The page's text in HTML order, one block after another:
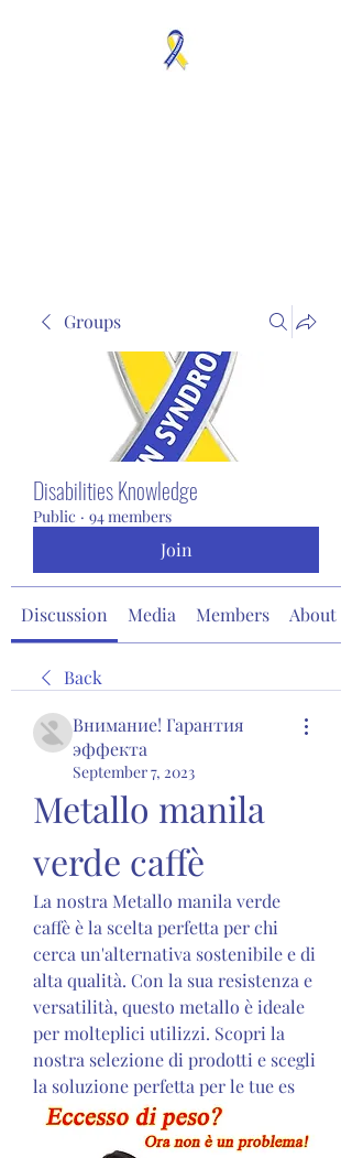
Groups
Disabilities Knowledge
Public · 94 members
Join
Discussion Media Members About
Back
Внимание! Гарантия
эффекта
September 7, 2023
Metallo manila
verde caffè
La nostra Metallo manila verde
caffè è la scelta perfetta per chi
cerca un'alternativa sostenibile e di
alta qualità. Con la sua resistenza e
versatilità, questo metallo è ideale
per molteplici utilizzi. Scopri la
nostra selezione di prodotti e scegli
la soluzione perfetta per le tue es